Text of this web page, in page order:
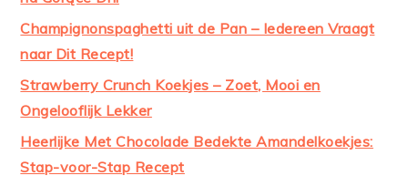
Champignonspaghetti uit de Pan – Iedereen Vraagt
naar Dit Recept!
Strawberry Crunch Koekjes – Zoet, Mooi en
Ongelooflijk Lekker
Heerlijke Met Chocolade Bedekte Amandelkoekjes:
Stap-voor-Stap Recept